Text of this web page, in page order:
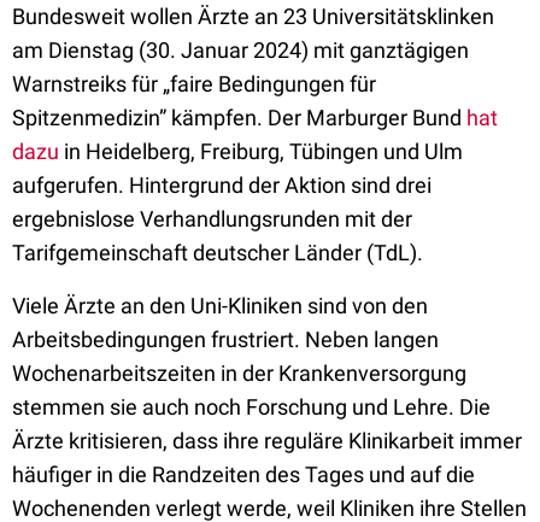
Bundesweit wollen Ärzte an 23 Universitätsklinken
am Dienstag (30. Januar 2024) mit ganztägigen
Warnstreiks für „faire Bedingungen für
Spitzenmedizin” kämpfen. Der Marburger Bund hat
dazu in Heidelberg, Freiburg, Tübingen und Ulm
aufgerufen. Hintergrund der Aktion sind drei
ergebnislose Verhandlungsrunden mit der
Tarifgemeinschaft deutscher Länder (TdL).
Viele Ärzte an den Uni-Kliniken sind von den
Arbeitsbedingungen frustriert. Neben langen
Wochenarbeitszeiten in der Krankenversorgung
stemmen sie auch noch Forschung und Lehre. Die
Ärzte kritisieren, dass ihre reguläre Klinikarbeit immer
häufiger in die Randzeiten des Tages und auf die
Wochenenden verlegt werde, weil Kliniken ihre Stellen